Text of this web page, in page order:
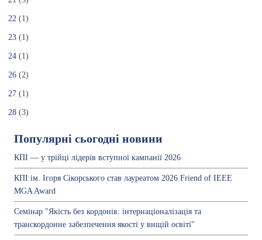
22 (1)
23 (1)
24 (1)
26 (2)
27 (1)
28 (3)
Популярні сьогодні новини
КПІ — у трійці лідерів вступної кампанії 2026
КПІ ім. Ігоря Сікорського став лауреатом 2026 Friend of IEEE
MGA Award
Семінар "Якість без кордонів: інтернаціоналізація та
транскордонне забезпечення якості у вищій освіті"